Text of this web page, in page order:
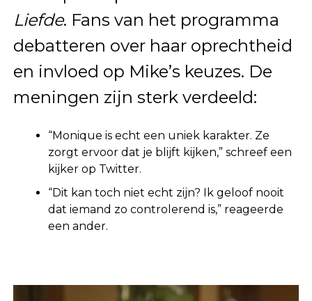
Liefde. Fans van het programma
debatteren over haar oprechtheid
en invloed op Mike’s keuzes. De
meningen zijn sterk verdeeld:
“Monique is echt een uniek karakter. Ze
zorgt ervoor dat je blijft kijken,” schreef een
kijker op Twitter.
“Dit kan toch niet echt zijn? Ik geloof nooit
dat iemand zo controlerend is,” reageerde
een ander.